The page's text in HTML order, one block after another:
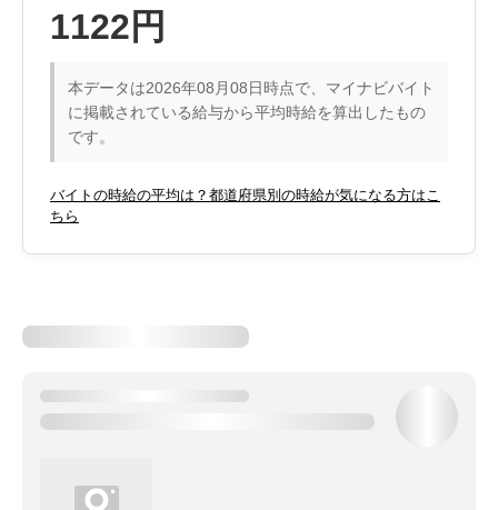
1122円
本データは2026年08月08日時点で、マイナビバイト
に掲載されている給与から平均時給を算出したもの
です。
バイトの時給の平均は？都道府県別の時給が気になる方はこ
ちら